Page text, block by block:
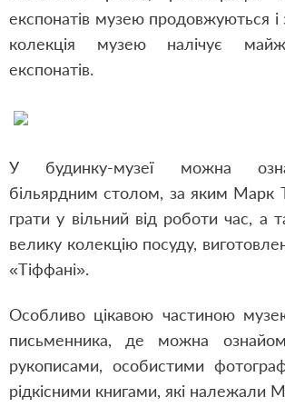
експонатів музею продовжуються і
колекція музею налічує
експонатів.
У будинку-музеї можна
більярдним столом, за яким Марк
грати у вільний від роботи час, а
велику колекцію посуду,
«Тіффані».
Особливо цікавою частиною
письменника, де можна
рукописами, особистими
рідкісними книгами, які належали